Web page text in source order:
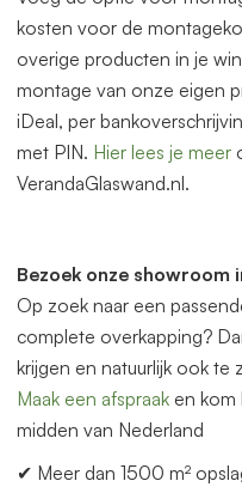
kosten voor de
overige producten in je
montage van onze eigen
iDeal, per
met PIN. Hier lees je meer
VerandaGlaswand.nl.
Bezoek onze showroom
Op zoek naar een pas
complete overkapping?
krijgen en natuurlijk ook te
Maak een afspraak en
midden van Nederland
✔ Meer dan 1500 m²